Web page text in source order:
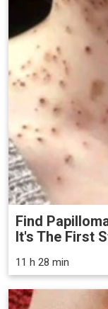
Find
It's The First
11 h 28 min